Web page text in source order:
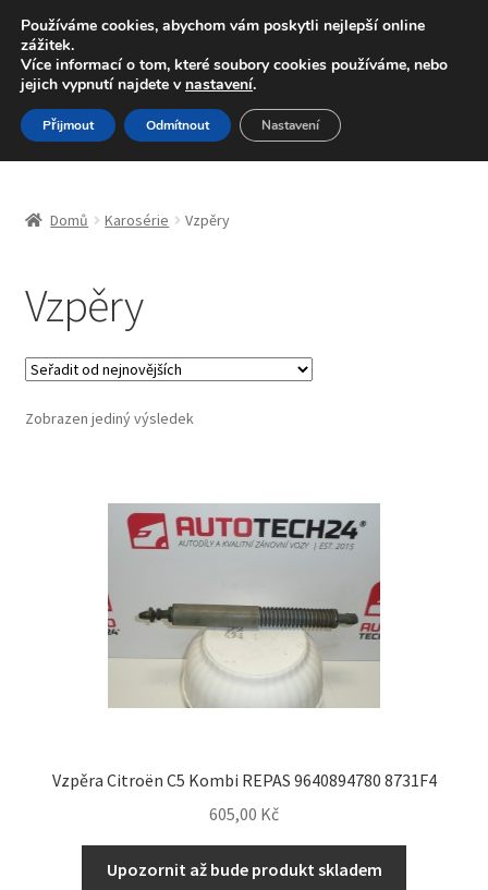
DOPRAVA od 139,-Kč
Volejte po-pá 9-16 704 494 494
Přeskočit
na
navigaci
Přejít
k
obsahu
Celosvětová doprava
Doprava
Kontakt
Obchodní podmínky
Ochrana osobních údajů
Reklamační formulář
Domů Karosérie Vzpěry
Vzpěry
Zobrazen jediný výsledek
Vzpěra Citroën C5 Kombi REPAS 9640894780 8731F4
605,00 Kč
Upozornit až bude produkt skladem
Používáme cookies, abychom vám poskytli nejlepší online
zážitek.
Více informací o tom, které soubory cookies používáme, nebo
jejich vypnutí najdete v nastavení.
Přijmout Odmítnout Nastavení